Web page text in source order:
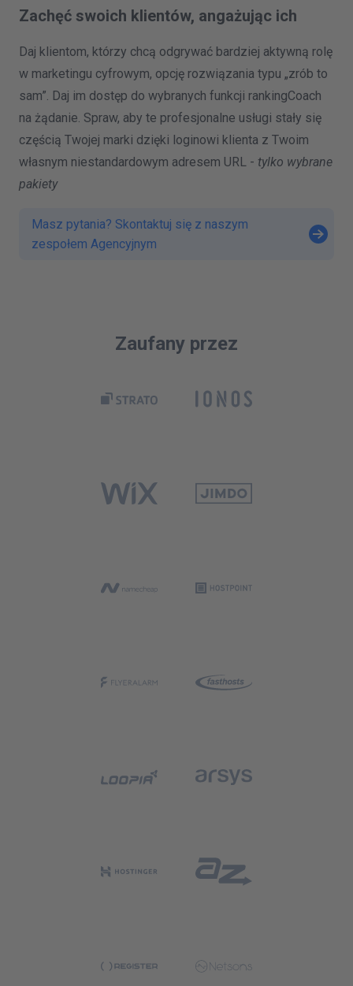
Zachęć swoich klientów, angażując ich
Daj klientom, którzy chcą odgrywać bardziej aktywną rolę
w marketingu cyfrowym, opcję rozwiązania typu „zrób to
sam”. Daj im dostęp do wybranych funkcji rankingCoach
na żądanie. Spraw, aby te profesjonalne usługi stały się
częścią Twojej marki dzięki loginowi klienta z Twoim
własnym niestandardowym adresem URL - tylko wybrane
pakiety
Masz pytania? Skontaktuj się z naszym
zespołem Agencyjnym
Zaufany przez